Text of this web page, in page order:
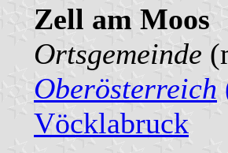
Zell am Moos
Ortsgemeinde
Oberösterreich
Vöcklabruck